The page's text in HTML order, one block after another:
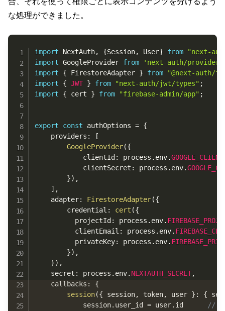
な処理ができました。
import NextAuth, {Session, User} from
"next-
import GoogleProvider from
'next-auth/
import
{ FirestoreAdapter } from
"@next-auth/
import
{ JWT } from "next-auth/jwt/types" ;
import
{ cert } from "firebase-admin/app" ;
export const authOptions = {
    providers
:
[
GoogleProvider({
            clientId
: process . env.
            clientSecret
: process . env.
}) ,
] ,
    adapter
: FirestoreAdapter({
        credential
: cert ({
          projectId
: process . env.
          clientEmail
: process . env.
          privateKey
: process . env.
}) ,
}) ,
    secret
: process . env. NEXTAUTH_SECRET,
    callbacks
:
{
session({ session, token, user } : {
            session
. user_id = user. id
// ユ